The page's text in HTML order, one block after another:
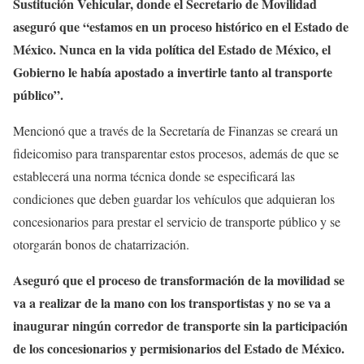
Sustitución Vehicular, donde el Secretario de Movilidad
aseguró que “estamos en un proceso histórico en el Estado de
México. Nunca en la vida política del Estado de México, el
Gobierno le había apostado a invertirle tanto al transporte
público”.
Mencionó que a través de la Secretaría de Finanzas se creará un
fideicomiso para transparentar estos procesos, además de que se
establecerá una norma técnica donde se especificará las
condiciones que deben guardar los vehículos que adquieran los
concesionarios para prestar el servicio de transporte público y se
otorgarán bonos de chatarrización.
Aseguró que el proceso de transformación de la movilidad se
va a realizar de la mano con los transportistas y no se va a
inaugurar ningún corredor de transporte sin la participación
de los concesionarios y permisionarios del Estado de México.